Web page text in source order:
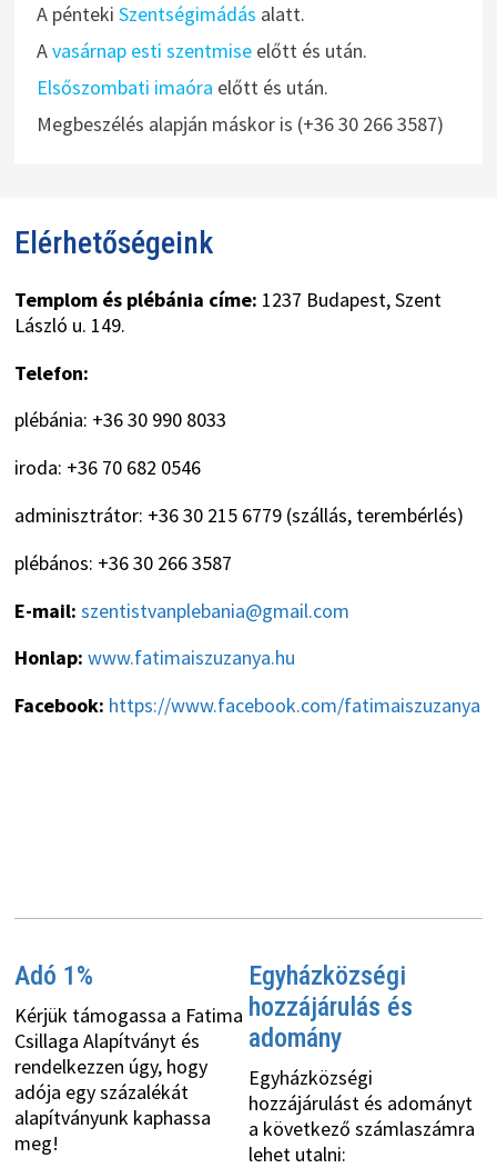
A pénteki Szentségimádás alatt.
Avasárnap esti szentmiseelőtt és után.
Elsőszombati imaóra előtt és után.
Megbeszélés alapján máskor is (+36 30 266 3587)
Elérhetőségeink
Templom és plébánia címe: 1237 Budapest, Szent
László u. 149.
Telefon:
plébánia: +36 30 990 8033
iroda: +36 70 682 0546
adminisztrátor: +36 30 215 6779 (szállás, terembérlés)
plébános: +36 30 266 3587
E-mail: szentistvanplebania@gmail.com
Honlap: www.fatimaiszuzanya.hu
Facebook: https://www.facebook.com/fatimaiszuzanya
Adó 1%
Kérjük támogassa a Fatima
Csillaga Alapítványt és
rendelkezzen úgy, hogy
adója egy százalékát
alapítványunk kaphassa
meg!
Egyházközségi
hozzájárulás és
adomány
Egyházközségi
hozzájárulást és adományt
a következő számlaszámra
lehet utalni: